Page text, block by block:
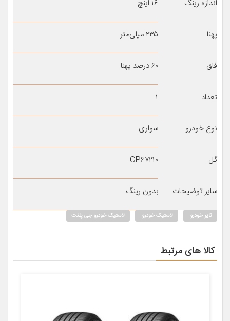
اندازه رینگ ۱۶ اینچ
پهنا ۲۳۵ میلی‌متر
فاق ۶۰ درصد پهنا
تعداد ۱
نوع خودرو سواری
گل CP۶۷۲۱۰
سایر توضیحات بدون رینگ
تایر خودرو لاستیک خودرو لاستیک خودرو جی پلنت
کالا های مرتبط